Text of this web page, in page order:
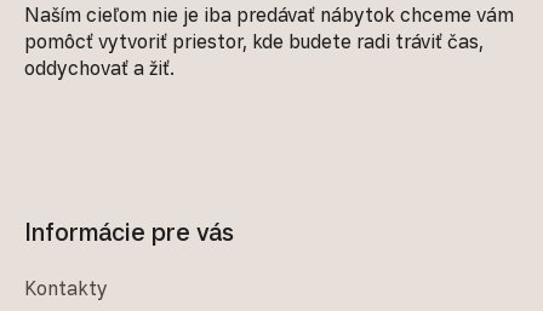
Naším cieľom nie je iba predávať nábytok chceme vám
pomôcť vytvoriť priestor, kde budete radi tráviť čas,
oddychovať a žiť.
Informácie pre vás
Kontakty